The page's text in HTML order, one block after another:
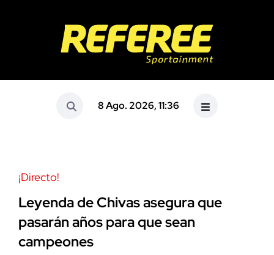
8 Ago. 2026, 11:36
¡Directo!
Leyenda de Chivas asegura que
pasarán años para que sean
campeones